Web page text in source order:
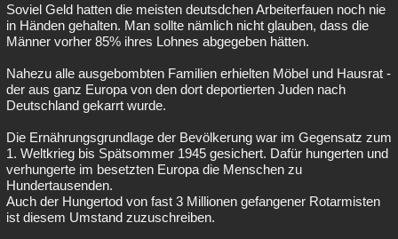
Soviel Geld hatten die meisten deutsdchen Arbeiterfauen noch nie
in Händen gehalten. Man sollte nämlich nicht glauben, dass die
Männer vorher 85% ihres Lohnes abgegeben hätten.
Nahezu alle ausgebombten Familien erhielten Möbel und Hausrat -
der aus ganz Europa von den dort deportierten Juden nach
Deutschland gekarrt wurde.
Die Ernährungsgrundlage der Bevölkerung war im Gegensatz zum
1. Weltkrieg bis Spätsommer 1945 gesichert. Dafür hungerten und
verhungerte im besetzten Europa die Menschen zu
Hundertausenden.
Auch der Hungertod von fast 3 Millionen gefangener Rotarmisten
ist diesem Umstand zuzuschreiben.